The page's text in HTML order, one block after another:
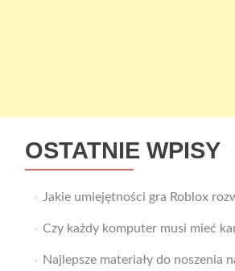
OSTATNIE WPISY
Jakie umiejętności gra Roblox
Czy każdy komputer musi mieć
Najlepsze materiały do noszenia